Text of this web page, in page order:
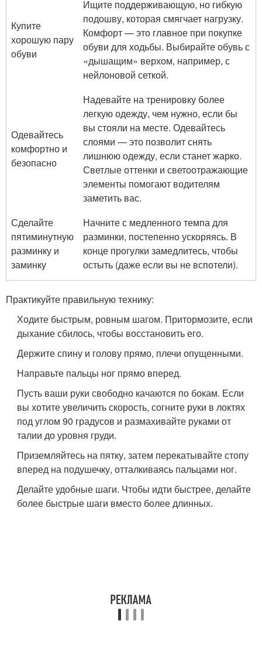
Купите
хорошую пару
обуви
Ищите поддерживающую, но гибкую
подошву, которая смягчает нагрузку.
Комфорт — это главное при покупке
обуви для ходьбы. Выбирайте обувь с
«дышащим» верхом, например, с
нейлоновой сеткой.
Одевайтесь
комфортно и
безопасно
Надевайте на тренировку более
легкую одежду, чем нужно, если бы
вы стояли на месте. Одевайтесь
слоями — это позволит снять
лишнюю одежду, если станет жарко.
Светлые оттенки и светоотражающие
элементы помогают водителям
заметить вас.
Сделайте
пятиминутную
разминку и
заминку
Начните с медленного темпа для
разминки, постепенно ускоряясь. В
конце прогулки замедлитесь, чтобы
остыть (даже если вы не вспотели).
Практикуйте правильную технику:
Ходите быстрым, ровным шагом. Притормозите, если
дыхание сбилось, чтобы восстановить его.
Держите спину и голову прямо, плечи опущенными.
Направьте пальцы ног прямо вперед.
Пусть ваши руки свободно качаются по бокам. Если
вы хотите увеличить скорость, согните руки в локтях
под углом 90 градусов и размахивайте руками от
талии до уровня груди.
Приземляйтесь на пятку, затем перекатывайте стопу
вперед на подушечку, отталкиваясь пальцами ног.
Делайте удобные шаги. Чтобы идти быстрее, делайте
более быстрые шаги вместо более длинных.